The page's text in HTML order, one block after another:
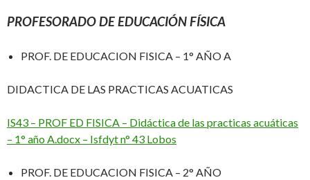
PROFESORADO DE EDUCACIÓN FÍSICA
PROF. DE EDUCACION FISICA – 1° AÑO A
DIDACTICA DE LAS PRACTICAS ACUATICAS
IS43 – PROF ED FISICA – Didáctica de las practicas acuáticas
– 1° año A.docx – Isfdyt n° 43 Lobos
PROF. DE EDUCACION FISICA – 2° AÑO